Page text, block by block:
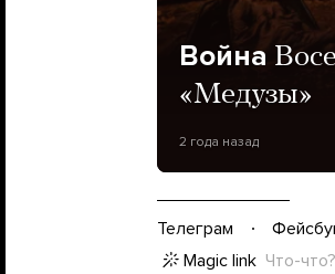
Война
«Медузы»
2 года назад
Телеграм
Magic link Что-что?